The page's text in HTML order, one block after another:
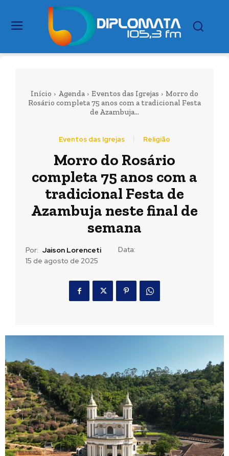
Início Agenda Eventos das Igrejas
Morro do
Rosário completa 75 anos com a tradicional Festa
de Azambuja...
Eventos das Igrejas Religião
Morro do Rosário
completa 75 anos com a
tradicional Festa de
Azambuja neste final de
semana
Por: Jaison Lorenceti
Data:
15 de agosto de 2025